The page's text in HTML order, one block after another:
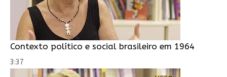
Contexto político e social brasileiro em 1964
3:37